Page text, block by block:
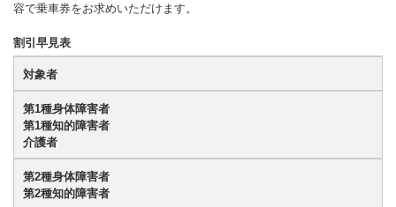
容で乗車券をお求めいただけます。
割引早見表
対象者
第1種身体障害者
第1種知的障害者
介護者
第2種身体障害者
第2種知的障害者